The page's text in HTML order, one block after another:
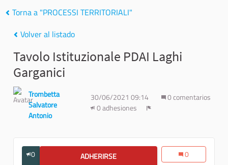
Torna a "PROCESSI TERRITORIALI"
Volver al listado
Tavolo Istituzionale PDAI Laghi
Garganici
Trombetta
Salvatore
Antonio
30/06/2021 09:14
0 comentarios
0 adhesiones
0 ADHERIRSETAVOLO ISTITUZIONALE PDAI LAGHI
0